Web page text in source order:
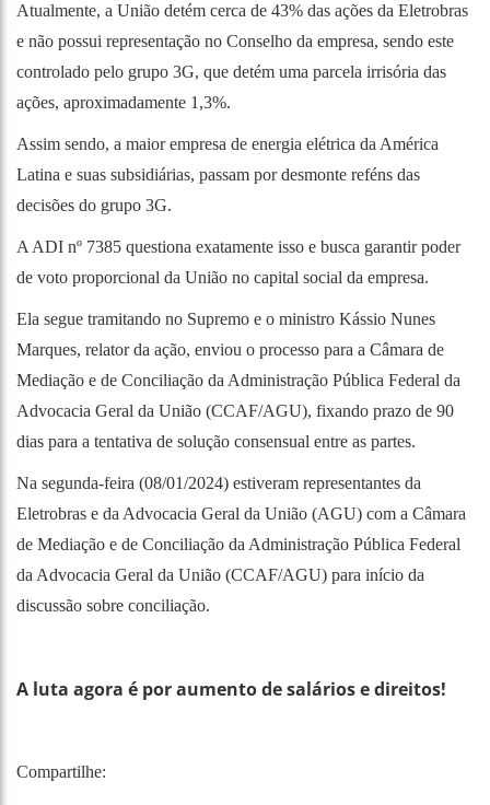
Atualmente, a União detém cerca de 43% das ações da Eletrobras
e não possui representação no Conselho da empresa, sendo este
controlado pelo grupo 3G, que detém uma parcela irrisória das
ações, aproximadamente 1,3%.
Assim sendo, a maior empresa de energia elétrica da América
Latina e suas subsidiárias, passam por desmonte reféns das
decisões do grupo 3G.
A ADI nº 7385 questiona exatamente isso e busca garantir poder
de voto proporcional da União no capital social da empresa.
Ela segue tramitando no Supremo e o ministro Kássio Nunes
Marques, relator da ação, enviou o processo para a Câmara de
Mediação e de Conciliação da Administração Pública Federal da
Advocacia Geral da União (CCAF/AGU), fixando prazo de 90
dias para a tentativa de solução consensual entre as partes.
Na segunda-feira (08/01/2024) estiveram representantes da
Eletrobras e da Advocacia Geral da União (AGU) com a Câmara
de Mediação e de Conciliação da Administração Pública Federal
da Advocacia Geral da União (CCAF/AGU) para início da
discussão sobre conciliação.
A luta agora é por aumento de salários e direitos!
Compartilhe: